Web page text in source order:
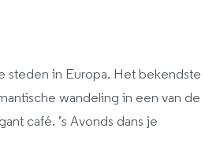
steden in Europa. Het bekendste
wandeling in een van de
café. ’s Avonds dans je